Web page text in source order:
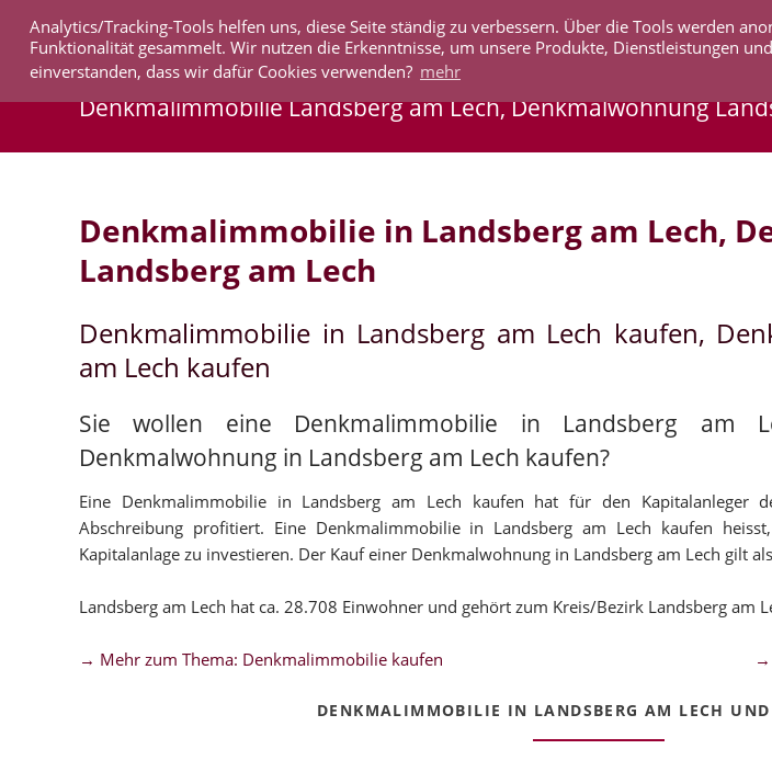
Analytics/Tracking-Tools helfen uns, diese Seite ständig zu verbessern. Über die Tools werden
Funktionalität gesammelt. Wir nutzen die Erkenntnisse, um unsere Produkte, Dienstleistungen
einverstanden, dass wir dafür Cookies verwenden? mehr
IMMOBILIEN AKTUELLES
Denkmalimmobilie Landsberg am Lech, Denkmalwohnung
Denkmalimmobilie in Landsberg am Lech,
Landsberg am Lech
Denkmalimmobilie in Landsberg am Lech kaufen,
am Lech kaufen
Sie wollen eine Denkmalimmobilie in Landsberg am
Denkmalwohnung in Landsberg am Lech kaufen?
Eine Denkmalimmobilie in Landsberg am Lech kaufen hat für den Kapitalanleger
Abschreibung profitiert. Eine Denkmalimmobilie in Landsberg am Lech kaufen
Kapitalanlage zu investieren. Der Kauf einer Denkmalwohnung in Landsberg am Lech gilt
Landsberg am Lech hat ca. 28.708 Einwohner und gehört zum Kreis/Bezirk Landsberg am
→ Mehr zum Thema: Denkmalimmobilie kaufen →
DENKMALIMMOBILIE IN LANDSBERG AM LECH